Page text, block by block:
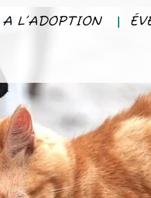
A L’ADOPTION